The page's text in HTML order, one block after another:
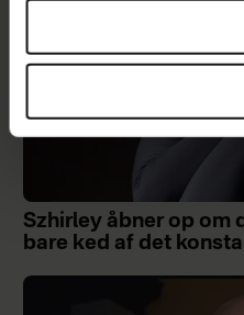
Szhirley åbner op om
bare ked af det